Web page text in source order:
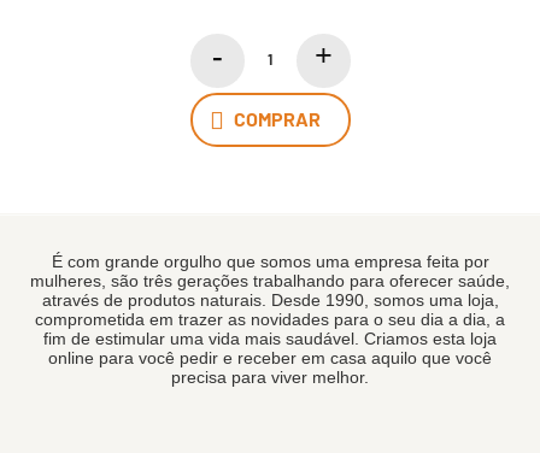
COMPRAR
É com grande orgulho que somos uma empresa feita por
mulheres, são três gerações trabalhando para oferecer saúde,
através de produtos naturais. Desde 1990, somos uma loja,
comprometida em trazer as novidades para o seu dia a dia, a
fim de estimular uma vida mais saudável. Criamos esta loja
online para você pedir e receber em casa aquilo que você
precisa para viver melhor.